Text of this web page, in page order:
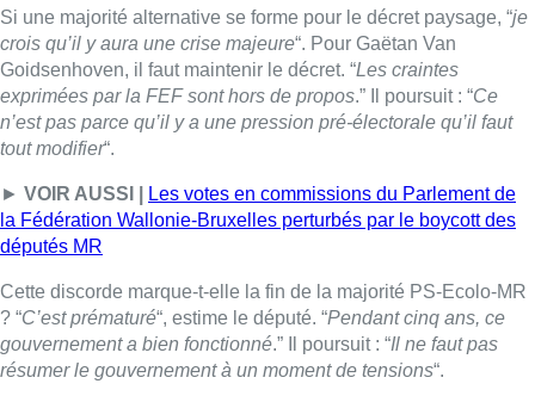
gouvernement a bien fonctionné.” Il poursuit : “Il ne faut pas
résumer le gouvernement à un moment de tensions“.
Code du bien-être animal
“évidemment qu’on le votera“, estime le député MR. Selon lui, il
s’agit d’un “outil indispensable“. “ Un certain nombre de
mesures annoncées vont dans le bon sens
“C’est terriblement décevant de s’arrêter là“, poursuit-il.
VOIR AUSSI :
Journal de Campagne : le code du bien-être
animal et l’épineux dossier de l’abattage avec étourdissement